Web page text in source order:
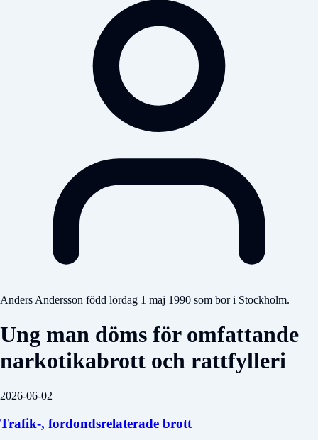
Anders Andersson född lördag 1 maj 1990 som bor i Stockholm.
Ung man döms för omfattande
narkotikabrott och rattfylleri
2026-06-02
Trafik-, fordondsrelaterade brott